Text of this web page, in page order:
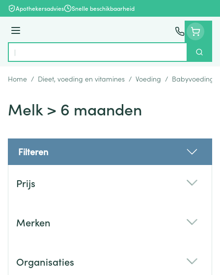
Ga naar de inhoud
Apothekersadvies Snelle beschikbaarheid
Menu
Product, merk, categorie...
Zoek
Home / Dieet, voeding en vitamines / Voeding / Babyvoeding
Melk > 6 maanden
Filteren
Prijs
Merken
Organisaties